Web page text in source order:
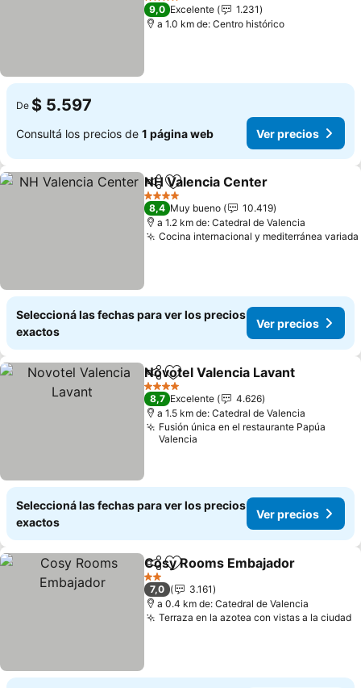
4 Estrellas
9,0 Excelente
1.231
a 1.0 km de: Centro histórico
De $ 5.597
Consultá los precios de 1 página web Ver precios
CompartirAñadir a favoritos
NH Valencia Center
4 Estrellas
8,4 Muy bueno
10.419
a 1.2 km de: Catedral de Valencia
Cocina internacional y mediterránea variada
Seleccioná las fechas para ver los precios
exactos
Ver precios
CompartirAñadir a favoritos
Novotel Valencia Lavant
4 Estrellas
8,7 Excelente
4.626
a 1.5 km de: Catedral de Valencia
Fusión única en el restaurante Papúa
Valencia
Seleccioná las fechas para ver los precios
exactos
Ver precios
CompartirAñadir a favoritos
Cosy Rooms Embajador
2 Estrellas
7,0
3.161
a 0.4 km de: Catedral de Valencia
Terraza en la azotea con vistas a la ciudad